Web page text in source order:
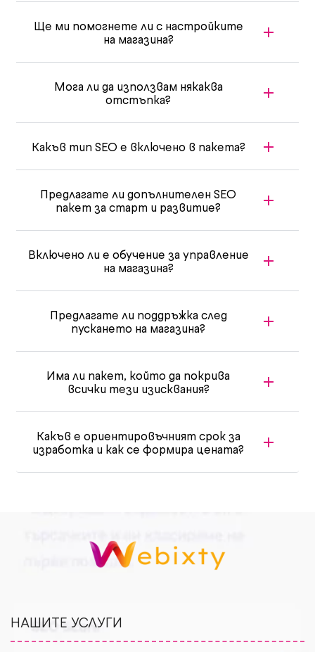
Ще ми помогнете ли с настройките
на магазина?
Мога ли да използвам някаква
отстъпка?
Какъв тип SEO е включено в пакета?
Предлагате ли допълнителен SEO
пакет за старт и развитие?
Включено ли е обучение за управление
на магазина?
Предлагате ли поддръжка след
пускането на магазина?
Има ли пакет, който да покрива
всички тези изисквания?
Какъв е ориентировъчният срок за
изработка и как се формира цената?
НАШИТЕ УСЛУГИ